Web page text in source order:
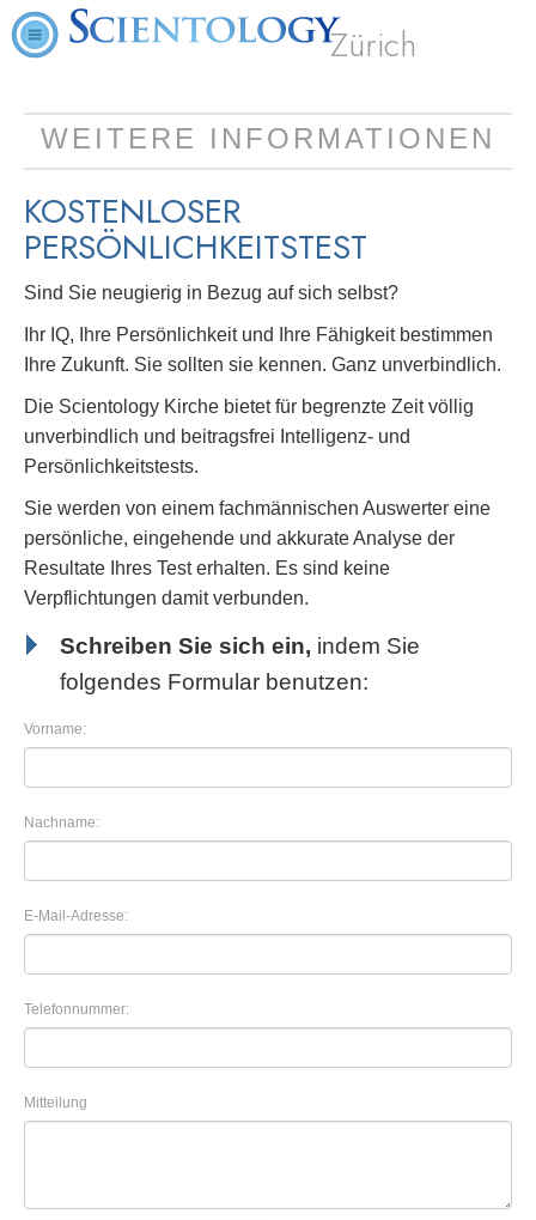
Zürich
WEITERE INFORMATIONEN
KOSTENLOSER
PERSÖNLICHKEITSTEST
Sind Sie neugierig in Bezug auf sich selbst?
Ihr IQ, Ihre Persönlichkeit und Ihre Fähigkeit bestimmen
Ihre Zukunft. Sie sollten sie kennen. Ganz unverbindlich.
Die Scientology Kirche bietet für begrenzte Zeit völlig
unverbindlich und beitragsfrei Intelligenz- und
Persönlichkeitstests.
Sie werden von einem fachmännischen Auswerter eine
persönliche, eingehende und akkurate Analyse der
Resultate Ihres Test erhalten. Es sind keine
Verpflichtungen damit verbunden.
Schreiben Sie sich ein, indem Sie
folgendes Formular benutzen:
Vorname:
Nachname:
E-Mail-Adresse:
Telefonnummer:
Mitteilung